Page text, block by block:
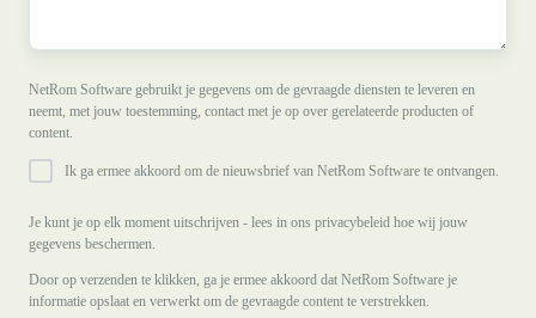
NetRom Software gebruikt je gegevens om de gevraagde diensten te leveren en
neemt, met jouw toestemming, contact met je op over gerelateerde producten of
content.
Ik ga ermee akkoord om de nieuwsbrief van NetRom Software te ontvangen.
Je kunt je op elk moment uitschrijven - lees in ons privacybeleid hoe wij jouw
gegevens beschermen.
Door op verzenden te klikken, ga je ermee akkoord dat NetRom Software je
informatie opslaat en verwerkt om de gevraagde content te verstrekken.